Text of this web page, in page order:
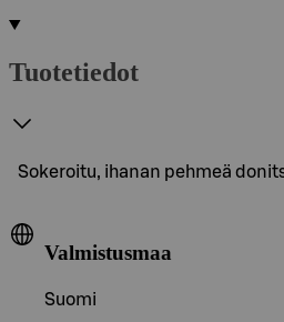
Tuotetiedot
Sokeroitu, ihanan pehmeä
Valmistusmaa
Suomi